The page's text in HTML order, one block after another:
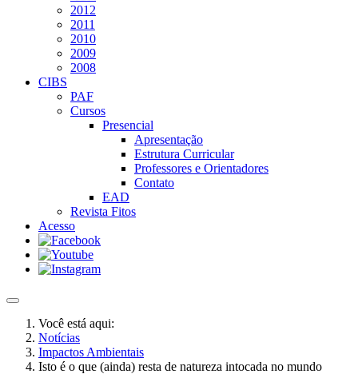
2012
2011
2010
2009
2008
CIBS
PAF
Cursos
Presencial
Apresentação
Estrutura Curricular
Professores e Orientadores
Contato
EAD
Revista Fitos
Acesso
Você está aqui:
Notícias
Impactos Ambientais
Isto é o que (ainda) resta de natureza intocada no mundo